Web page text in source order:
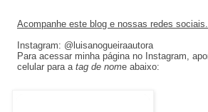
Acompanhe este blog e nossas redes sociais.
Instagram: @luisanogueiraautora
Para acessar minha página no Instagram,
celular para a tag de nome abaixo: